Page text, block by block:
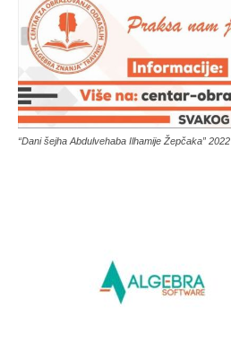
“Dani šejha Abdulvehaba Ilhamije Žepčaka” 2022